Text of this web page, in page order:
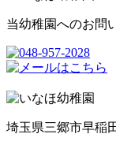
当幼稚園へのお問
埼玉県三郷市早稲